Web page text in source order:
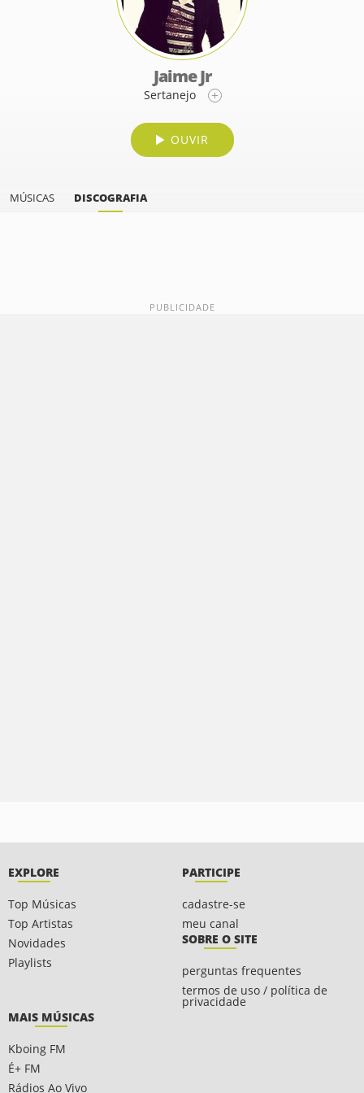
Jaime Jr
Sertanejo
OUVIR
MÚSICAS DISCOGRAFIA
EXPLORE
Top Músicas
Top Artistas
Novidades
Playlists
PARTICIPE
cadastre-se
meu canal
SOBRE O SITE
perguntas frequentes
termos de uso / política de
privacidade
MAIS MÚSICAS
Kboing FM
É+ FM
Rádios Ao Vivo